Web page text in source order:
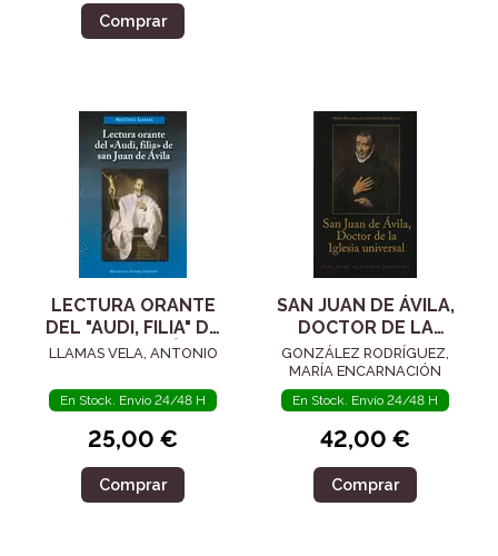
Comprar
LECTURA ORANTE
DEL "AUDI, FILIA" DE
SAN JUAN DE ÁVILA
LLAMAS VELA, ANTONIO
En Stock. Envío 24/48 H
25,00 €
Comprar
SAN JUAN DE ÁVILA,
DOCTOR DE LA
IGLESIA UNIVERSAL
GONZÁLEZ RODRÍGUEZ,
MARÍA ENCARNACIÓN
En Stock. Envío 24/48 H
42,00 €
Comprar